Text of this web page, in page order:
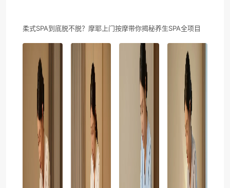
柔式SPA到底脱不脱？摩耶上门按摩带你揭秘养生SPA全项目